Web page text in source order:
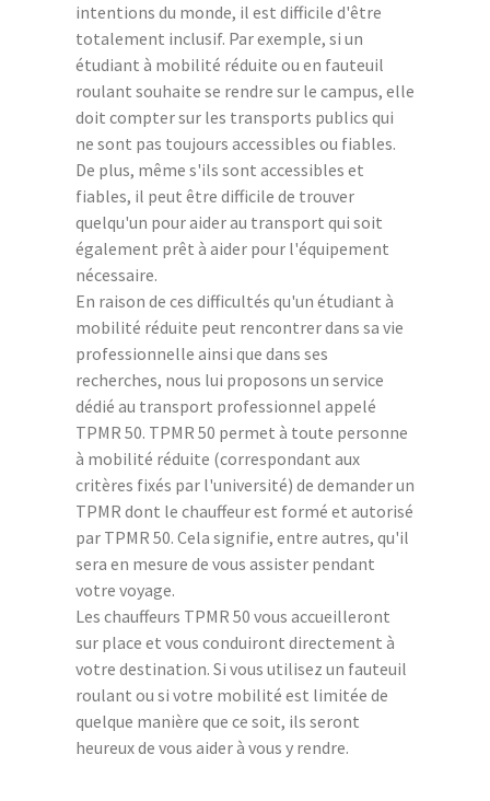
intentions du monde, il est difficile d'être
totalement inclusif. Par exemple, si un
étudiant à mobilité réduite ou en fauteuil
roulant souhaite se rendre sur le campus, elle
doit compter sur les transports publics qui
ne sont pas toujours accessibles ou fiables.
De plus, même s'ils sont accessibles et
fiables, il peut être difficile de trouver
quelqu'un pour aider au transport qui soit
également prêt à aider pour l'équipement
nécessaire.
En raison de ces difficultés qu'un étudiant à
mobilité réduite peut rencontrer dans sa vie
professionnelle ainsi que dans ses
recherches, nous lui proposons un service
dédié au transport professionnel appelé
TPMR 50. TPMR 50 permet à toute personne
à mobilité réduite (correspondant aux
critères fixés par l'université) de demander un
TPMR dont le chauffeur est formé et autorisé
par TPMR 50. Cela signifie, entre autres, qu'il
sera en mesure de vous assister pendant
votre voyage.
Les chauffeurs TPMR 50 vous accueilleront
sur place et vous conduiront directement à
votre destination. Si vous utilisez un fauteuil
roulant ou si votre mobilité est limitée de
quelque manière que ce soit, ils seront
heureux de vous aider à vous y rendre.